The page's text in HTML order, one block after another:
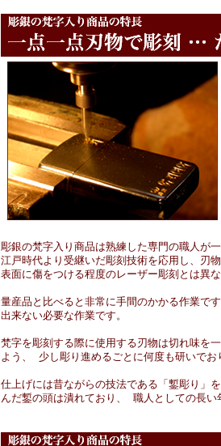
彫銀の梵字入り商品は熟練した専門の職人が
江戸時代より受継いだ彫刻技術を応用し、刃
表面に傷をつける程度のレーザー彫刻とは異
量産品と比べると非常に手間のかかる作業で
出来ない必要な作業です。
梵字を彫刻する際に使用する刃物は切れ味を
よう、 少し彫り進めるごとに何度も研いでお
仕上げには昔ながらの技法である「鏨彫り」
んだ鏨の頭は潰れており、 職人としての長い